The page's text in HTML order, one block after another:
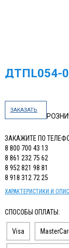
DELTA ELECTRONICS
ГАЗОВОЕ
ЗАПОРНАЯ
ИЗМЕРИТЕЛЬНЫЙ
ДТПL054-
ЗАКАЗАТЬ
ЗАКАЖИТЕ ПО
8 800 700 43 13
8 861 232 75 62
8 952 821 98 81
8 918 312 72 25
ХАРАКТЕРИСТИКИ И
СПОСОБЫ ОПЛАТЫ:
Visa